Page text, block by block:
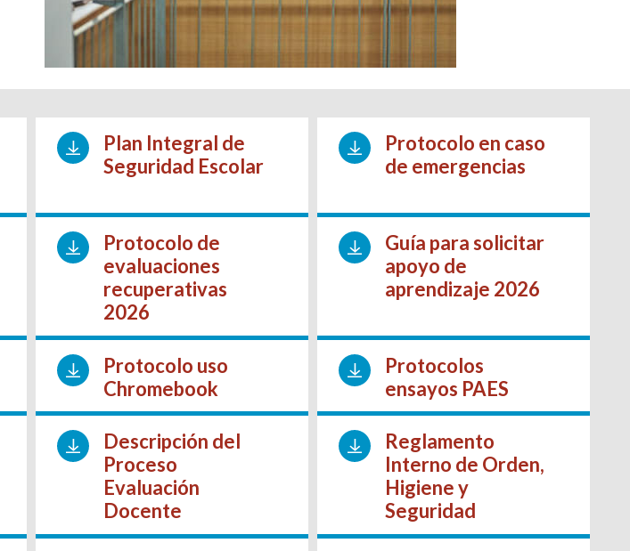
Plan Integral de
Seguridad Escolar
Protocolo en caso
de emergencias
Protocolo de
evaluaciones
recuperativas
2026
Guía para solicitar
apoyo de
aprendizaje 2026
Protocolo uso
Chromebook
Protocolos
ensayos PAES
Descripción del
Proceso
Evaluación
Docente
Reglamento
Interno de Orden,
Higiene y
Seguridad